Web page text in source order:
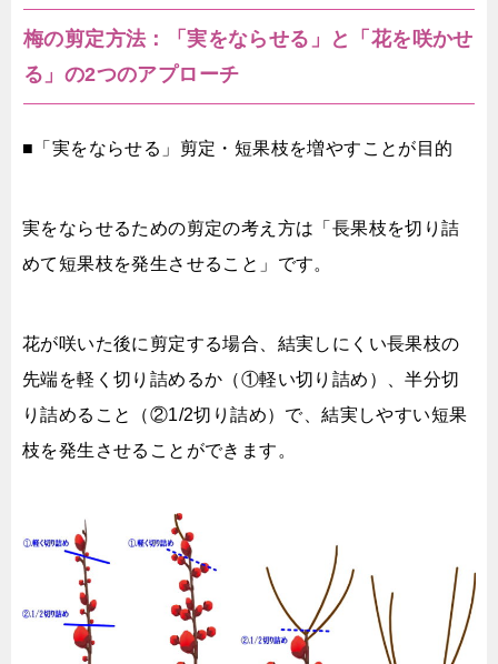
梅の剪定方法：「実をならせる」と「花を咲かせ
る」の2つのアプローチ
■「実をならせる」剪定・短果枝を増やすことが目的
実をならせるための剪定の考え方は「長果枝を切り詰
めて短果枝を発生させること」です。
花が咲いた後に剪定する場合、結実しにくい長果枝の
先端を軽く切り詰めるか（①軽い切り詰め）、半分切
り詰めること（②1/2切り詰め）で、結実しやすい短果
枝を発生させることができます。